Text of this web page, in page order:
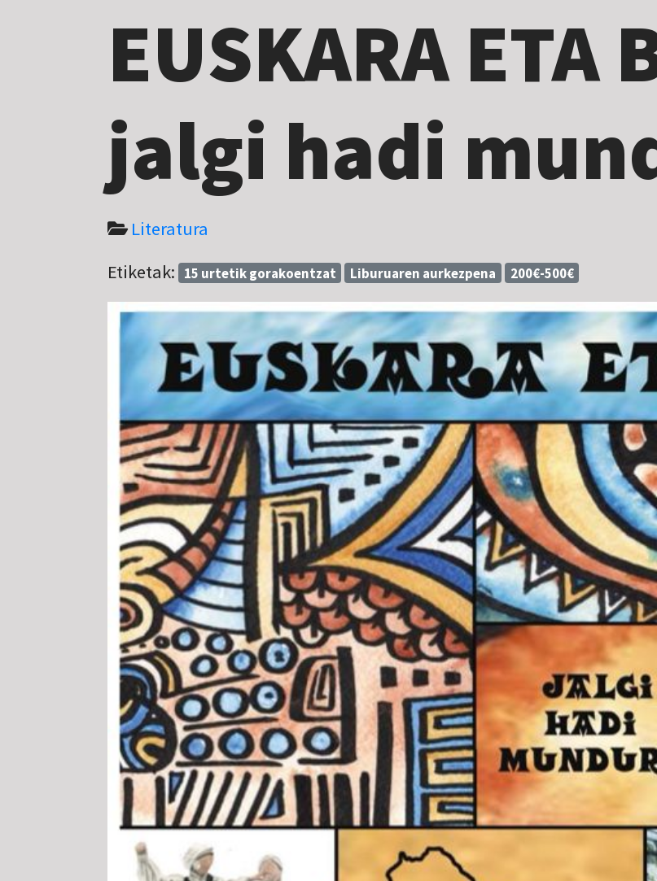
EUSKARA ETA
jalgi hadi
Literatura
Etiketak: 15 urtetik gorakoentzat Liburuaren aurkezpena 200€-500€